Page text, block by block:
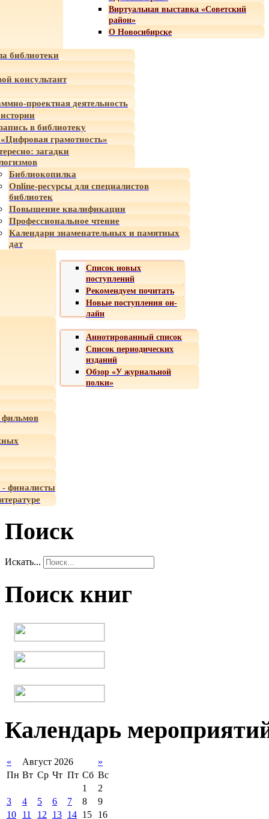
Виртуальная выставка «Советский
район»
О Новосибирске
библиотеки
консультант
проектная деятельность
в библиотеку
грамотность»
загадки
Библиокопилка
Online-ресурсы для специалистов
библиотек
Повышение квалификации
Профессиональное чтение
Календари знаменательных и памятных
дат
Список новых
поступлений
Рекомендуем почитать
Новые поступления он-
лайн
Аннотированный список
Список периодических
изданий
Обзор «У журнальной
полки»
- финалисты
Поиск
Искать...
Поиск книг
Календарь
« Август 2026
»
Пн Вт Ср Чт Пт Сб Вс
1
2
3
4 5 6 7 8
9
10
11 12 13 14 15 16